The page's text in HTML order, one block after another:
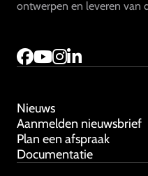
ontwerpen en leveren van
Nieuws
Aanmelden nieuwsbrief
Plan een afspraak
Documentatie